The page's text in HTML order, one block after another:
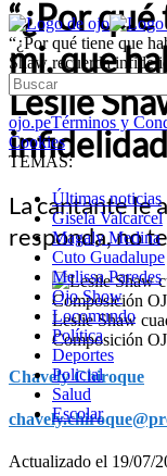
“¿Por qué tiene que
Shaw recuerda
ojo.peTérminos y
Cookies
TEMAS:
Últimas noticias
Gisela Valcarcel
Magaly Medina
Cuto Guadalupe
Melissa Paredes
Ojo Show
Locomundo
Política
Deportes
Policial
Salud
Escolar
“¿Por
mi, que
Leslie
infidelidad
La cantante le
responda, no
Leslie Shaw
Composición
Chavely Chiroque
Actualizado el 19/07/